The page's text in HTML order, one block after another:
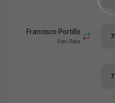
Francisco Portillo
Dani Raba